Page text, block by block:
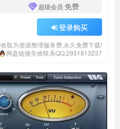
超级会员 免费
登录购买
收取为资源整理服务费,永久免费下载!
网盘链接失效联系QQ:2931813237